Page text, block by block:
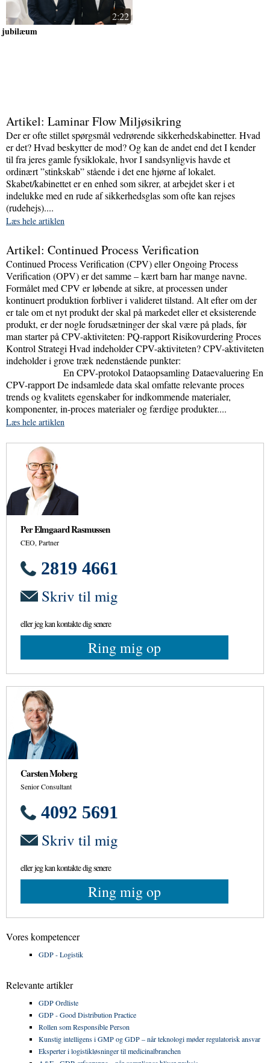
2:22
Artikel: Laminar Flow Miljøsikring
Der er ofte stillet spørgsmål vedrørende sikkerhedskabinetter. Hvad
er det? Hvad beskytter de mod? Og kan de andet end det I kender
til fra jeres gamle fysiklokale, hvor I sandsynligvis havde et
ordinært ”stinkskab” stående i det ene hjørne af lokalet.
Skabet/kabinettet er en enhed som sikrer, at arbejdet sker i et
indelukke med en rude af sikkerhedsglas som ofte kan rejses
(rudehejs)....
Læs hele artiklen
Artikel: Continued Process Verification
Continued Process Verification (CPV) eller Ongoing Process
Verification (OPV) er det samme – kært barn har mange navne.
Formålet med CPV er løbende at sikre, at processen under
kontinuert produktion forbliver i valideret tilstand. Alt efter om der
er tale om et nyt produkt der skal på markedet eller et eksisterende
produkt, er der nogle forudsætninger der skal være på plads, før
man starter på CPV-aktiviteten: PQ-rapport Risikovurdering Proces
Kontrol Strategi Hvad indeholder CPV-aktiviteten? CPV-aktiviteten
indeholder i grove træk nedenstående punkter:
En CPV-protokol Dataopsamling Dataevaluering En
CPV-rapport De indsamlede data skal omfatte relevante proces
trends og kvalitets egenskaber for indkommende materialer,
komponenter, in-proces materialer og færdige produkter....
Læs hele artiklen
Per Elmgaard Rasmussen
CEO, Partner
2819 4661
Skriv til mig
eller jeg kan kontakte dig senere
Ring mig op
Carsten Moberg
Senior Consultant
4092 5691
Skriv til mig
eller jeg kan kontakte dig senere
Ring mig op
Vores kompetencer
GDP - Logistik
Relevante artikler
GDP Ordliste
GDP - Good Distribution Practice
Rollen som Responsible Person
Kunstig intelligens i GMP og GDP – når teknologi møder regulatorisk ansvar
Eksperter i logistikløsninger til medicinalbranchen